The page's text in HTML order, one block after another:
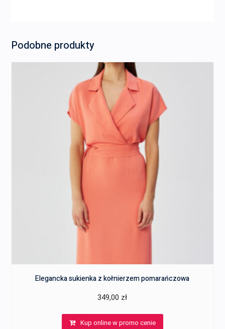
Podobne produkty
Elegancka sukienka z kołnierzem pomarańczowa
349,00 zł
Kup online w promo cenie